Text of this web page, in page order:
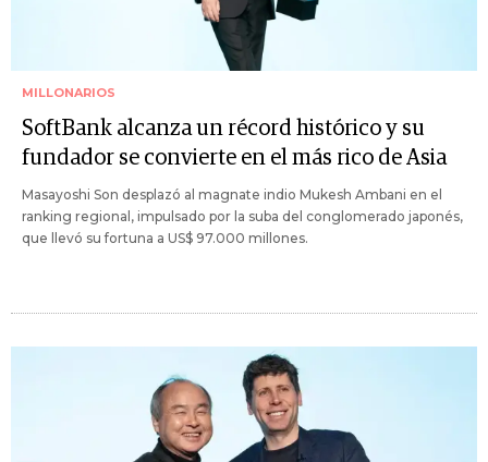
MILLONARIOS
SoftBank alcanza un récord histórico y su
fundador se convierte en el más rico de Asia
Masayoshi Son desplazó al magnate indio Mukesh Ambani en el
ranking regional, impulsado por la suba del conglomerado japonés,
que llevó su fortuna a US$ 97.000 millones.